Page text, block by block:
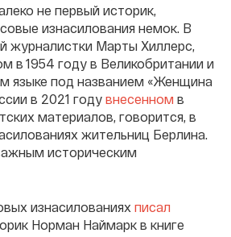
не первый историк,
изнасилования немок. В
журналистки Марты Хиллерс,
в 1954 году в Великобритании и
языке под названием «Женщина
в 2021 году внесенном в
материалов, говорится, в
жительниц Берлина.
историческим
изнасилованиях писал
Норман Наймарк в книге